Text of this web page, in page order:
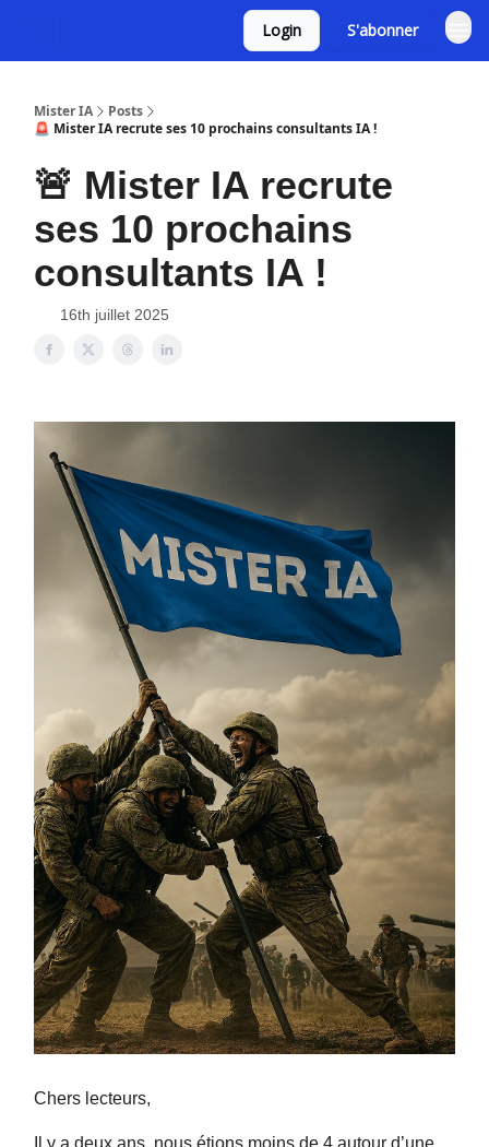
Login S'abonner
Mister IA
Posts
🚨 Mister IA recrute ses 10 prochains consultants IA !
🚨 Mister IA recrute
ses 10 prochains
consultants IA !
16th juillet 2025
Chers lecteurs,
Il y a deux ans, nous étions moins de 4 autour d’une